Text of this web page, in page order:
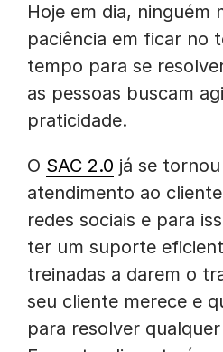
Hoje em dia, ninguém
paciência em ficar no
tempo para se
as pessoas buscam
praticidade.
O SAC 2.0 já se
atendimento ao
redes sociais e para
ter um suporte
treinadas a darem o
seu cliente merece e
para resolver